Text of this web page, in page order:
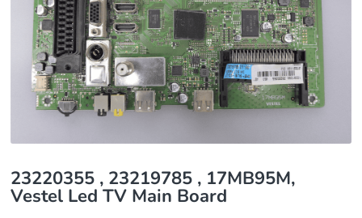
23220355 , 23219785 , 17MB95M,
Vestel Led TV Main Board